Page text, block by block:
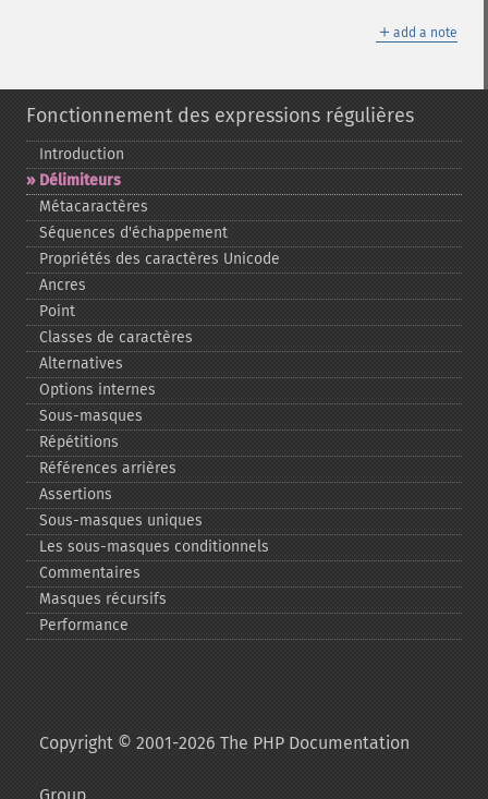
＋ add a note
Fonctionnement des expressions régulières
Introduction
Délimiteurs
Métacaractères
Séquences d'échappement
Propriétés des caractères Unicode
Ancres
Point
Classes de caractères
Alternatives
Options internes
Sous-​masques
Répétitions
Références arrières
Assertions
Sous-​masques uniques
Les sous-​masques conditionnels
Commentaires
Masques récursifs
Performance
Copyright © 2001-2026 The PHP Documentation